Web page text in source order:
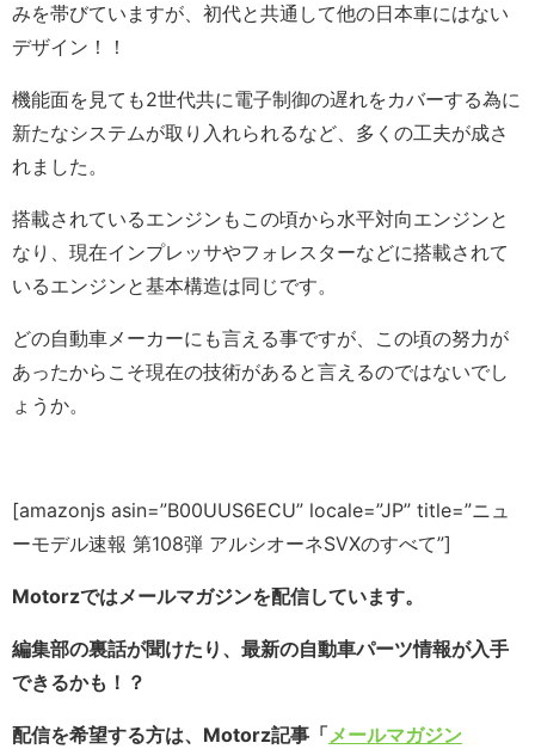
みを帯びていますが、初代と共通して他の日本車にはない
デザイン！！
機能面を見ても2世代共に電子制御の遅れをカバーする為に
新たなシステムが取り入れられるなど、多くの工夫が成さ
れました。
搭載されているエンジンもこの頃から水平対向エンジンと
なり、現在インプレッサやフォレスターなどに搭載されて
いるエンジンと基本構造は同じです。
どの自動車メーカーにも言える事ですが、この頃の努力が
あったからこそ現在の技術があると言えるのではないでし
ょうか。
[amazonjs asin=”B00UUS6ECU” locale=”JP” title=”ニュ
ーモデル速報 第108弾 アルシオーネSVXのすべて”]
Motorzではメールマガジンを配信しています。
編集部の裏話が聞けたり、最新の自動車パーツ情報が入手
できるかも！？
配信を希望する方は、Motorz記事「メールマガジン